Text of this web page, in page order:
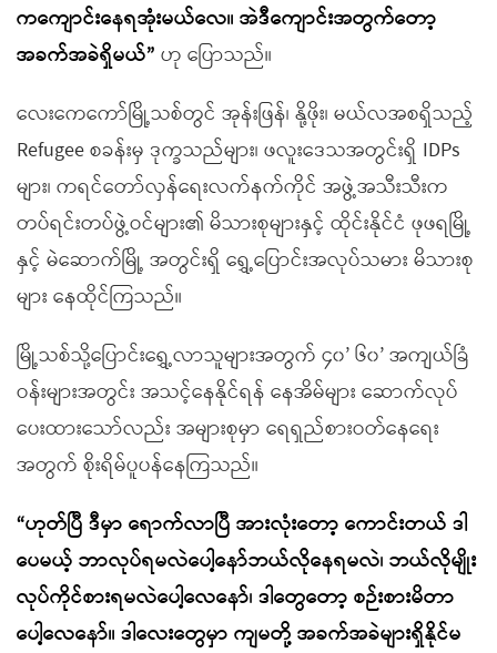
ကကျောင်းနေရအုံးမယ်လေ။ အဲဒီကျောင်းအတွက်တော့
အခက်အခဲရှိမယ်” ဟု ပြောသည်။
လေးကေကော်မြို့သစ်တွင် အုန်းဖြန်၊ နို့ဖိုး၊ မယ်လအစရှိသည့်
Refugee စခန်းမှ ဒုက္ခသည်များ၊ ဖလူးဒေသအတွင်းရှိ IDPs
များ၊ ကရင်တော်လှန်ရေးလက်နက်ကိုင် အဖွဲ့အသီးသီးက
တပ်ရင်းတပ်ဖွဲ့ဝင်များ၏ မိသားစုများနှင့် ထိုင်းနိုင်ငံ ဖုဖရမြို့
နှင့် မဲဆောက်မြို့ အတွင်းရှိ ရွှေ့ပြောင်းအလုပ်သမား မိသားစု
များ နေထိုင်ကြသည်။
မြို့သစ်သို့ပြောင်းရွှေ့လာသူများအတွက် ၄၀’ ၆၀’ အကျယ်ခြံ
ဝန်းများအတွင်း အသင့်နေနိုင်ရန် နေအိမ်များ ဆောက်လုပ်
ပေးထားသော်လည်း အများစုမှာ ရေရှည်စားဝတ်နေရေး
အတွက် စိုးရိမ်ပူပန်နေကြသည်။
“ဟုတ်ပြီ ဒီမှာ ရောက်လာပြီ အားလုံးတော့ ကောင်းတယ် ဒါ
ပေမယ့် ဘာလုပ်ရမလဲပေါ့နော်ဘယ်လိုနေရမလဲ၊ ဘယ်လိုမျိုး
လုပ်ကိုင်စားရမလဲပေါ့လေနော်၊ ဒါတွေတော့ စဉ်းစားမိတာ
ပေါ့လေနော်။ ဒါလေးတွေမှာ ကျမတို့ အခက်အခဲများရှိနိုင်မ